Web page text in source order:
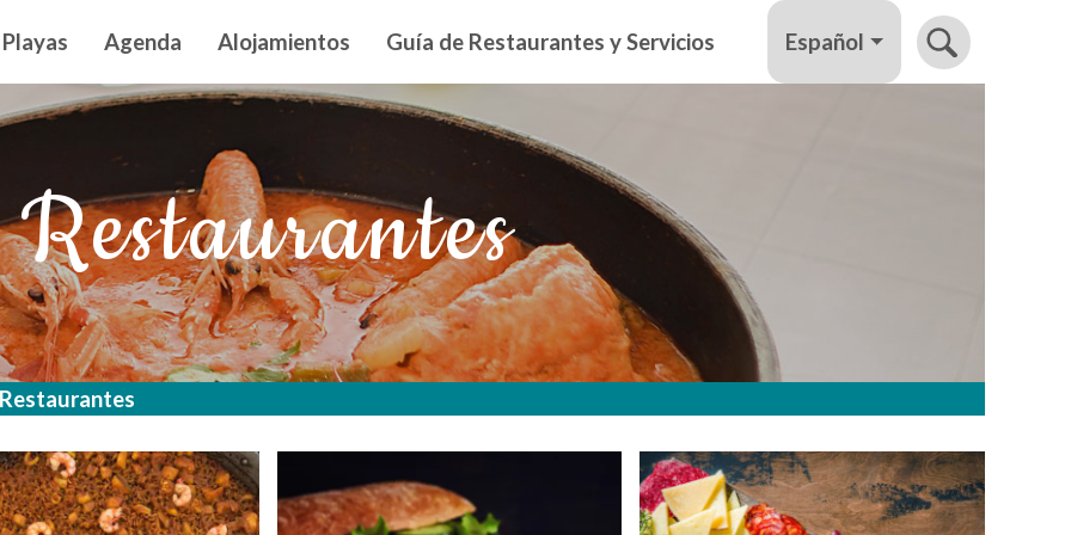
principal
Playas Agenda Alojamientos Guía de Restaurantes y Servicios Español
Restaurantes
Restaurantes